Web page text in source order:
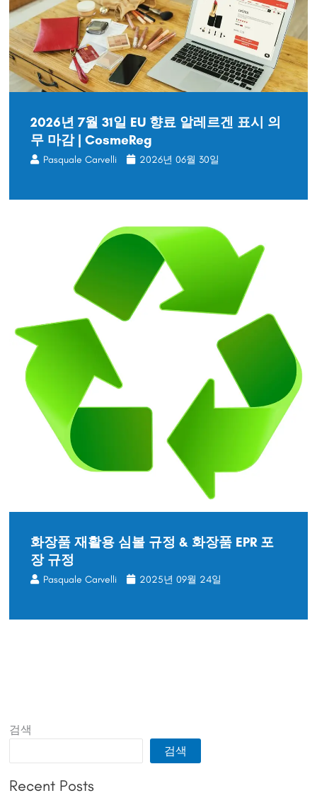
2026년 7월 31일 EU 향료 알레르겐 표시 의
무 마감 | CosmeReg
Pasquale Carvelli 2026년 06월 30일
화장품 재활용 심볼 규정 & 화장품 EPR 포
장 규정
Pasquale Carvelli 2025년 09월 24일
검색
검색
Recent Posts